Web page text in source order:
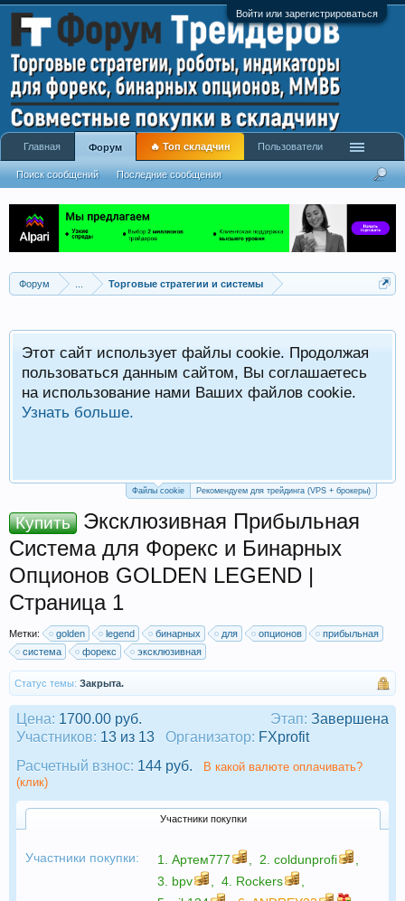
Войти или зарегистрироваться
Форум Торговые стратегии и системы
Этот сайт использует файлы cookie. Продолжая
пользоваться данным сайтом, Вы соглашаетесь
на использование нами Ваших файлов cookie.
Узнать больше.
Файлы cookie Рекомендуем для трейдинга (VPS + брокеры)
Купить
Эксклюзивная Прибыльная
Система для Форекс и Бинарных
Опционов GOLDEN LEGEND |
Страница 1
Метки: golden legend бинарных для опционов
прибыльная
система
форекс эксклюзивная
Статус темы: Закрыта.
Этап: Завершена
Цена: 1700.00 руб.
Участников: 13 из 13 Организатор: FXprofit
Расчетный взнос: 144 руб.
В какой валюте оплачивать?
(клик)
Участники покупки
Участники покупки: 1. Артем777 2. coldunprofi
3. bpv 4. Rockers
Главная Форум
Поиск сообщений Последние сообщения
🔥 Топ складчин Пользователи